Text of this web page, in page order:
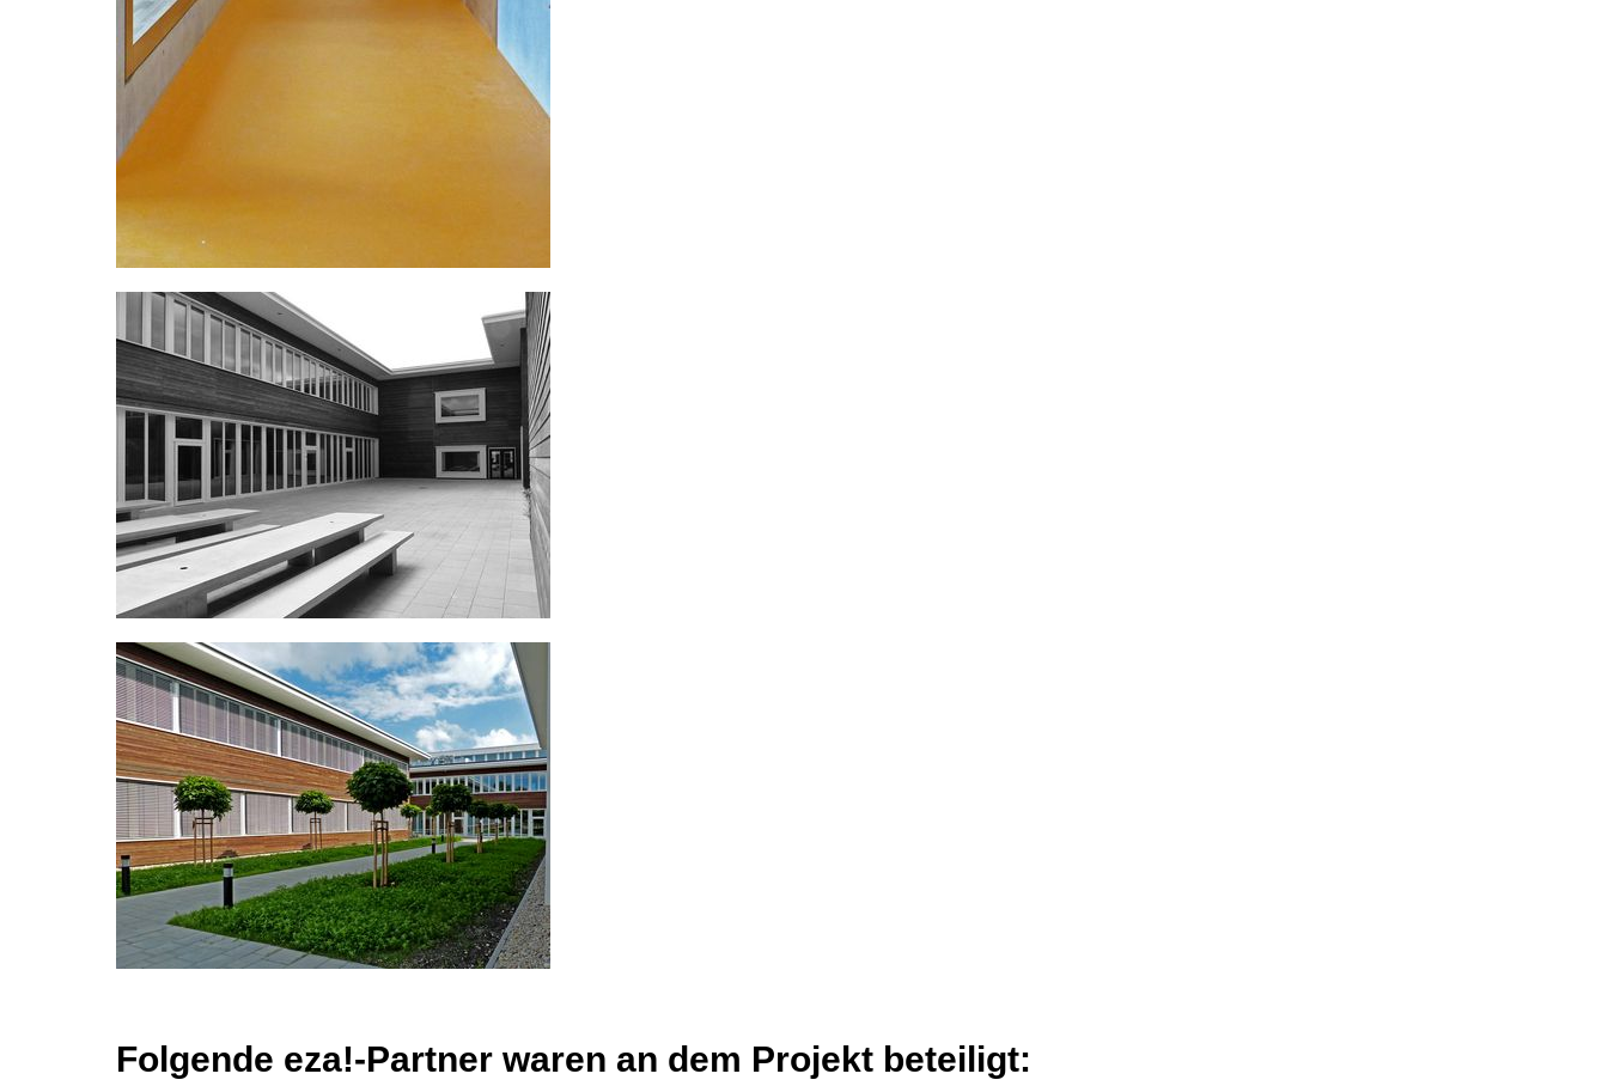
Folgende eza!-Partner waren an dem Projekt beteiligt: